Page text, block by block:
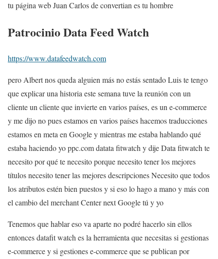
tu página web Juan Carlos de convertian es tu hombre
PatrocinioData Feed Watch
https://www.datafeedwatch.com
pero Albert nos queda alguien más no estás sentado Luis te tengo
que explicar una historia este semana tuve la reunión con un
cliente un cliente que invierte en varios países, es un e-commerce
y me dijo no pues estamos en varios países hacemos traducciones
estamos en meta en Google y mientras me estaba hablando qué
estaba haciendo yo ppc.com datata fitwatch y dije Data fitwatch te
necesito por qué te necesito porque necesito tener los mejores
títulos necesito tener las mejores descripciones Necesito que todos
los atributos estén bien puestos y si eso lo hago a mano y más con
el cambio del merchant Center next Google tú y yo
Tenemos que hablar eso va aparte no podré hacerlo sin ellos
entonces datafit watch es la herramienta que necesitas si gestionas
e-commerce y si gestiones e-commerce que se publican por